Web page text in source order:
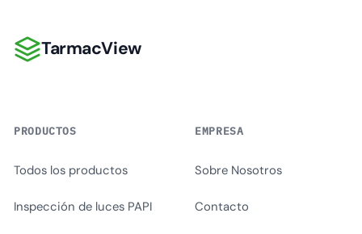
TarmacView
TarmacView
PRODUCTOS
Todos los productos
Inspección de luces PAPI
EMPRESA
Sobre Nosotros
Contacto